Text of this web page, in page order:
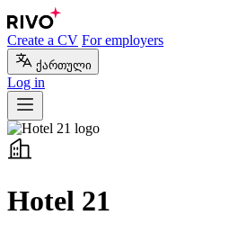
Create a CV For employers
ქართული
Log in
Hotel 21